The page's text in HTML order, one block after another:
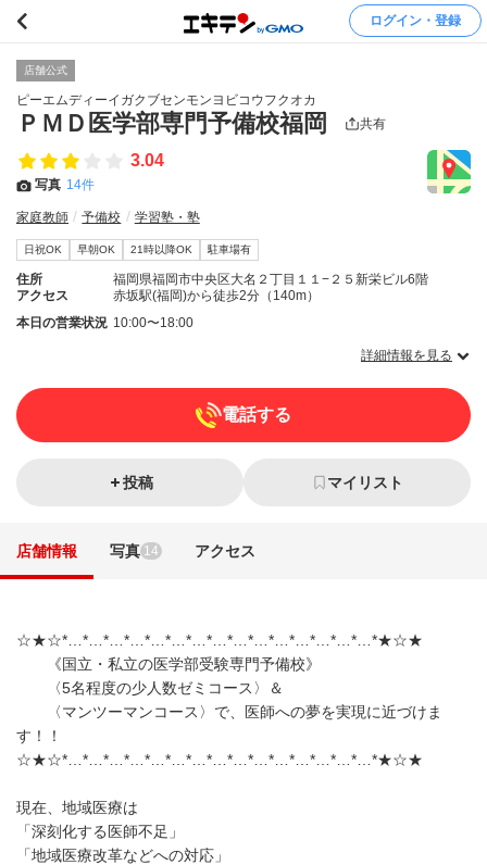
ログイン・登録
店舗公式
ピーエムディーイガクブセンモンヨビコウフクオカ
ＰＭＤ医学部専門予備校福岡 共有
3.04
写真 14件
家庭教師 予備校 学習塾・塾
日祝OK 早朝OK 21時以降OK 駐車場有
住所
福岡県福岡市中央区大名２丁目１１−２５新栄ビル6階
アクセス
赤坂駅(福岡)から徒歩2分（140m）
本日の営業状況 10:00〜18:00
詳細情報を見る
電話する
投稿 マイリスト
店舗情報 写真 14 アクセス
☆★☆*…*…*…*…*…*…*…*…*…*…*…*…*…*…*…*★☆★
《国立・私立の医学部受験専門予備校》
〈5名程度の少人数ゼミコース〉＆
〈マンツーマンコース〉で、医師への夢を実現に近づけま
す！！
☆★☆*…*…*…*…*…*…*…*…*…*…*…*…*…*…*…*★☆★
現在、地域医療は
「深刻化する医師不足」
「地域医療改革などへの対応」